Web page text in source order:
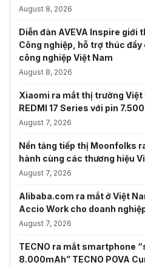
August 8, 2026
Diễn đàn AVEVA Inspire giới
Công nghiệp, hỗ trợ thúc
công nghiệp Việt Nam
August 8, 2026
Xiaomi ra mắt thị trường
REDMI 17 Series với pin
August 7, 2026
Nền tảng tiếp thị Moonfolks
hành cùng các thương hiệu
August 7, 2026
Alibaba.com ra mắt ở Việt
Accio Work cho doanh
August 7, 2026
TECNO ra mắt smartphone
8.000mAh” TECNO POVA